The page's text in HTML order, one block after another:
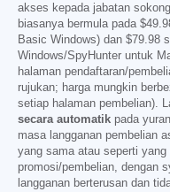
akses kepada jabatan
biasanya bermula pada
Basic Windows) dan $79.98
Windows/SpyHunter untuk
halaman pendaftaran/
rujukan; harga mungkin
setiap halaman pembelian).
secara automatik pada
masa langganan pembelian
yang sama atau seperti
promosi/pembelian, dengan
langganan berterusan dan